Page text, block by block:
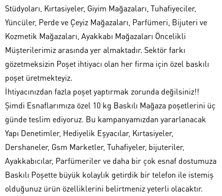
Stüdyoları, Kırtasiyeler, Giyim Mağazaları, Tuhafiyeciler,
Yüncüler, Perde ve Çeyiz Mağazaları, Parfümeri, Bijuteri ve
Kozmetik Mağazaları, Ayakkabı Mağazaları Öncelikli
Müşterilerimiz arasında yer almaktadır. Sektör farkı
gözetmeksizin Poşet ihtiyacı olan her firma için özel baskılı
poşet üretmekteyiz.
İhtiyacınızdan fazla poşet yaptırmak zorunda değilsiniz!!
Şimdi Esnaflarımıza özel 10 kg Baskılı Mağaza poşetlerini üç
günde teslim ediyoruz. Bu kampanyamızdan yararlanacak
Yapı Denetimler, Hediyelik Eşyacılar, Kırtasiyeler,
Dershaneler, Gsm Marketler, Tuhafiyeler, bijuteriler,
Ayakkabıcılar, Parfümeriler ve daha bir çok esnaf dostumuza
Baskılı Poşette büyük kolaylık getirdik bir telefon ile istemiş
olduğunuz ürün özelliklerini belirtmeniz yeterli olacaktır.